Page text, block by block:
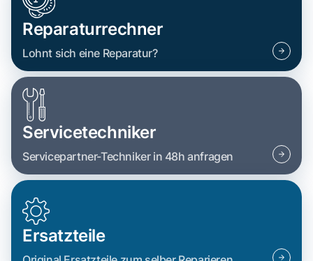
Reparaturrechner
Lohnt sich eine Reparatur?
Servicetechniker
Servicepartner-Techniker in 48h anfragen
Ersatzteile